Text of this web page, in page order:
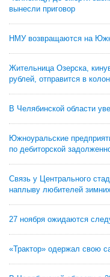
вынесли приговор
НМУ возвращаются на
Жительница Озерска,
рублей, отправится в
В Челябинской области
Южноуральские
по дебиторской
Связь у Центрального
наплыву любителей
27 ноября ожидаются
«Трактор» одержал свою